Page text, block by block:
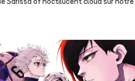
Sarissa of noctilucent cloud sur notre